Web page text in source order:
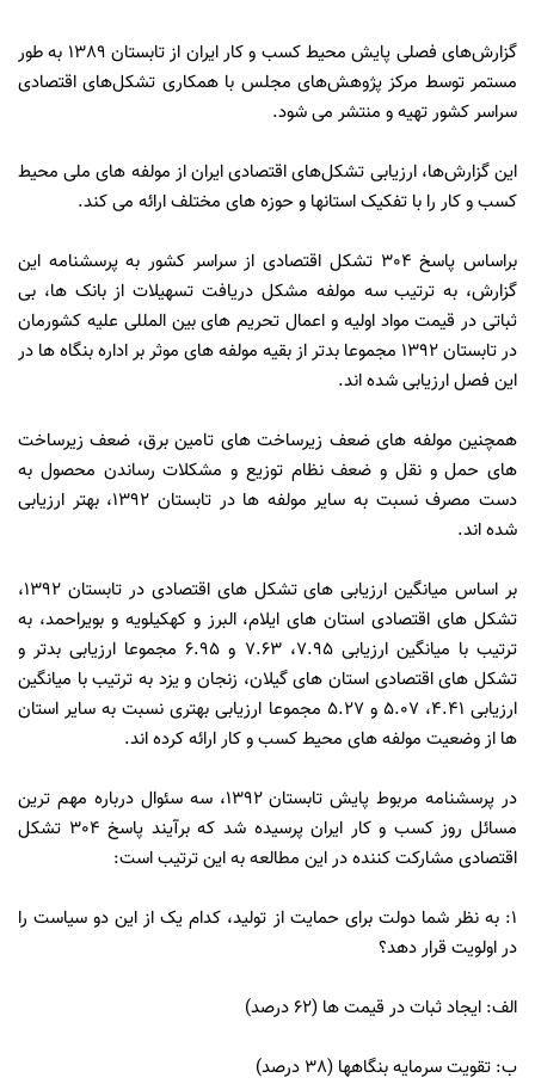
گزارش‌های فصلی پایش محیط کسب و کار ایران از تابستان 1389 به طور
مستمر توسط مرکز پژوهش‌های مجلس با همکاری تشکل‌های اقتصادی
سراسر کشور تهیه و منتشر می شود.
این گزارش‌ها، ارزیابی تشکل‌های اقتصادی ایران از مولفه های ملی محیط
کسب و کار را با تفکیک استانها و حوزه های مختلف ارائه می کند.
براساس پاسخ 304 تشکل اقتصادی از سراسر کشور به پرسشنامه این
گزارش، به ترتیب سه مولفه مشکل دریافت تسهیلات از بانک ها، بی
ثباتی در قیمت مواد اولیه و اعمال تحریم های بین المللی علیه کشورمان
در تابستان 1392 مجموعا بدتر از بقیه مولفه های موثر بر اداره بنگاه ها در
این فصل ارزیابی شده اند.
همچنین مولفه های ضعف زیرساخت های تامین برق، ضعف زیرساخت
های حمل و نقل و ضعف نظام توزیع و مشکلات رساندن محصول به
دست مصرف نسبت به سایر مولفه ها در تابستان 1392، بهتر ارزیابی
شده اند.
بر اساس میانگین ارزیابی های تشکل های اقتصادی در تابستان 1392،
تشکل های اقتصادی استان های ایلام، البرز و کهکیلویه و بویراحمد، به
ترتیب با میانگین ارزیابی 7.95، 7.63 و 6.95 مجموعا ارزیابی بدتر و
تشکل های اقتصادی استان های گیلان، زنجان و یزد به ترتیب با میانگین
ارزیابی 4.41، 5.07 و 5.27 مجموعا ارزیابی بهتری نسبت به سایر استان
ها از وضعیت مولفه های محیط کسب و کار ارائه کرده اند.
در پرسشنامه مربوط پایش تابستان 1392، سه سئوال درباره مهم ترین
مسائل روز کسب و کار ایران پرسیده شد که برآیند پاسخ 304 تشکل
اقتصادی مشارکت کننده در این مطالعه به این ترتیب است:
1: به نظر شما دولت برای حمایت از تولید، کدام یک از این دو سیاست را
در اولویت قرار دهد؟
الف: ایجاد ثبات در قیمت ها (62 درصد)
ب: تقویت سرمایه بنگاهها (38 درصد)